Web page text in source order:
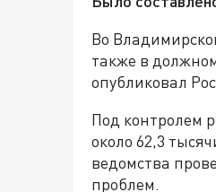
Во
также в
опубликовал
Под контролем
около 62,3
ведомства
проблем.